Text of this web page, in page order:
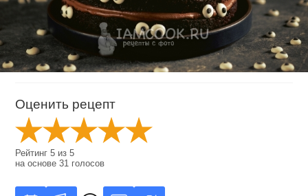
Оценить рецепт
Рейтинг5 из5
на основе31 голосов